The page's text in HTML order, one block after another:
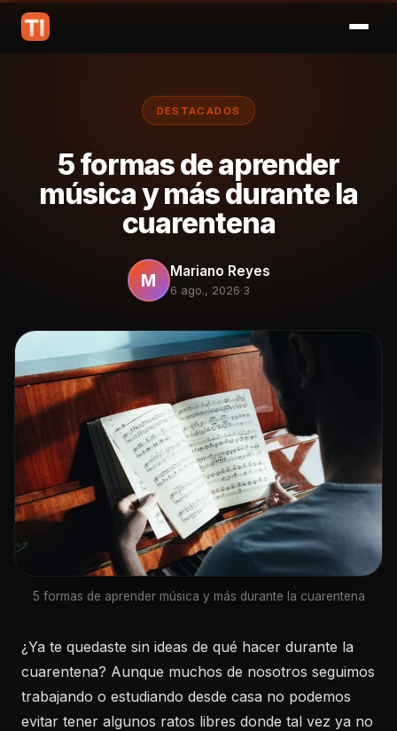
DESTACADOS
5 formas de aprender
música y más durante la
cuarentena
M Mariano Reyes
6 ago., 2026·3
5 formas de aprender música y más durante la cuarentena
¿Ya te quedaste sin ideas de qué hacer durante la
cuarentena? Aunque muchos de nosotros seguimos
trabajando o estudiando desde casa no podemos
evitar tener algunos ratos libres donde tal vez ya no